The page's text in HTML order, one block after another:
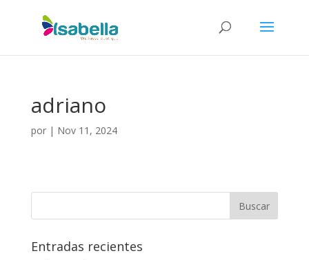
adriano
por | Nov 11, 2024
Entradas recientes